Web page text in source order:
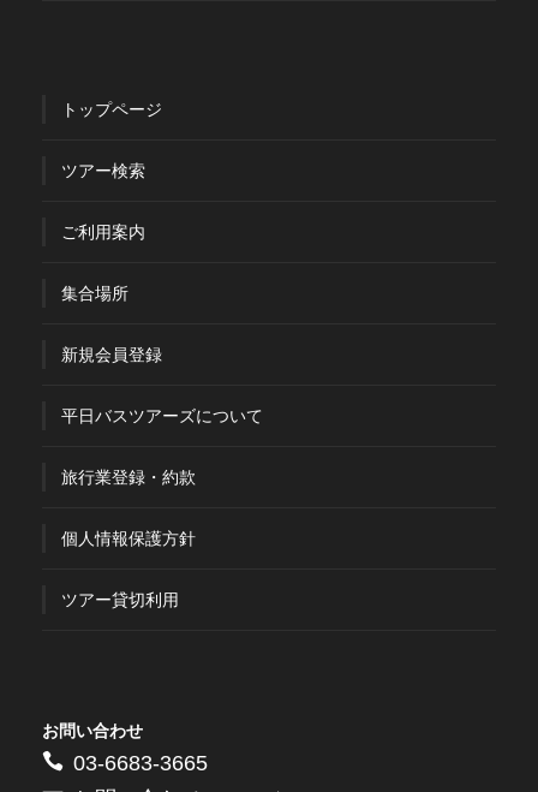
トップページ
ツアー検索
ご利用案内
集合場所
新規会員登録
平日バスツアーズについて
旅行業登録・約款
個人情報保護方針
ツアー貸切利用
お問い合わせ
03-6683-3665